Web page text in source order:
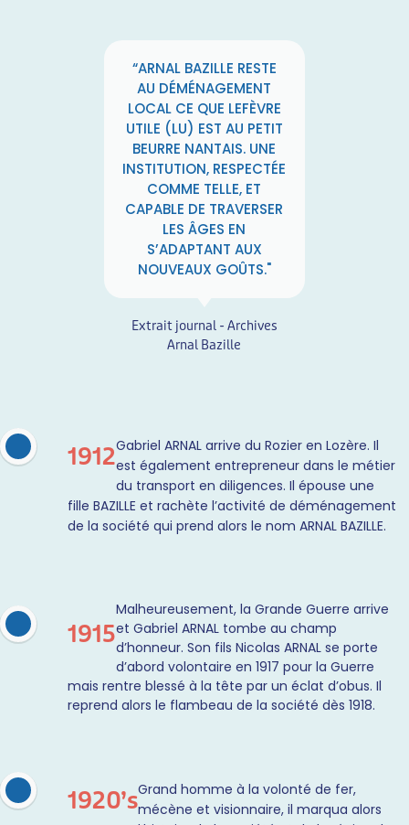
“ARNAL BAZILLE RESTE
AU DÉMÉNAGEMENT
LOCAL CE QUE LEFÈVRE
UTILE (LU) EST AU PETIT
BEURRE NANTAIS. UNE
INSTITUTION, RESPECTÉE
COMME TELLE, ET
CAPABLE DE TRAVERSER
LES ÂGES EN
S’ADAPTANT AUX
NOUVEAUX GOÛTS."
Extrait journal - Archives
Arnal Bazille
1912Gabriel ARNAL arrive du Rozier en Lozère. Il
est également entrepreneur dans le métier
du transport en diligences. Il épouse une
fille BAZILLE et rachète l’activité de déménagement
de la société qui prend alors le nom ARNAL BAZILLE.
1915
Malheureusement, la Grande Guerre arrive
et Gabriel ARNAL tombe au champ
d’honneur. Son fils Nicolas ARNAL se porte
d’abord volontaire en 1917 pour la Guerre
mais rentre blessé à la tête par un éclat d’obus. Il
reprend alors le flambeau de la société dès 1918.
1920’sGrand homme à la volonté de fer,
mécène et visionnaire, il marqua alors